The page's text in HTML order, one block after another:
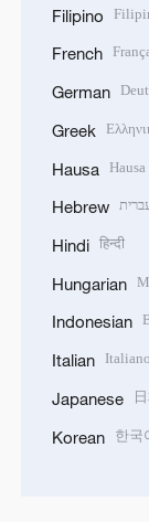
Filipino
French
German
Greek
Hausa Hausa
Hebrew
Hindi हिन्दी
Hungarian
Indonesian
Italian Italiano
Japanese
Korean 한국